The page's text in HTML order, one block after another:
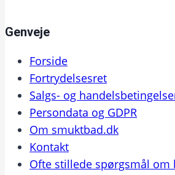
Genveje
Forside
Fortrydelsesret
Salgs- og
Persondata og GDPR
Om smuktbad.dk
Kontakt
Ofte stillede spørgsmål